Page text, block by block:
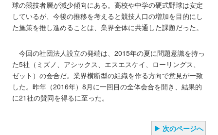
球の競技者層が減少傾向にある。高校や中学の硬式野球は安定
しているが、今後の推移を考えると競技人口の増加を目的にし
た施策を推し進めることは、業界全体に共通した課題だった。
今回の社団法人設立の発端は、2015年の夏に問題意識を持っ
た5社（ミズノ、アシックス、エスエスケイ、ローリングス、
ゼット）の会合だ。業界横断型の組織を作る方向で意見が一致
した。昨年（2016年）8月に一回目の全体会合を開き、結果的
に21社の賛同を得るに至った。
▶ 次のページへ